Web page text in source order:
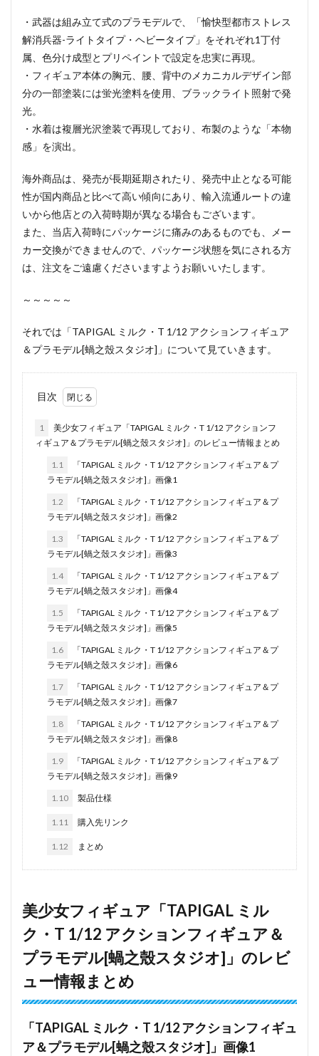
・武器は組み立て式のプラモデルで、「愉快型都市ストレス
解消兵器-ライトタイプ・ヘビータイプ」をそれぞれ1丁付
属、色分け成型とプリペイントで設定を忠実に再現。
・フィギュア本体の胸元、腰、背中のメカニカルデザイン部
分の一部塗装には蛍光塗料を使用、ブラックライト照射で発
光。
・水着は複層光沢塗装で再現しており、布製のような「本物
感」を演出。
海外商品は、発売が長期延期されたり、発売中止となる可能
性が国内商品と比べて高い傾向にあり、輸入流通ルートの違
いから他店との入荷時期が異なる場合もございます。
また、当店入荷時にパッケージに痛みのあるものでも、メー
カー交換ができませんので、パッケージ状態を気にされる方
は、注文をご遠慮くださいますようお願いいたします。
～～～～～
それでは「TAPIGAL ミルク・T 1/12 アクションフィギュア
＆プラモデル[蝸之殼スタジオ]」について見ていきます。
目次
1
美少女フィギュア「TAPIGAL ミルク・T 1/12 アクションフ
ィギュア＆プラモデル[蝸之殼スタジオ]」のレビュー情報まとめ
1.1
「TAPIGAL ミルク・T 1/12 アクションフィギュア＆プ
ラモデル[蝸之殼スタジオ]」画像1
1.2
「TAPIGAL ミルク・T 1/12 アクションフィギュア＆プ
ラモデル[蝸之殼スタジオ]」画像2
1.3
「TAPIGAL ミルク・T 1/12 アクションフィギュア＆プ
ラモデル[蝸之殼スタジオ]」画像3
1.4
「TAPIGAL ミルク・T 1/12 アクションフィギュア＆プ
ラモデル[蝸之殼スタジオ]」画像4
1.5
「TAPIGAL ミルク・T 1/12 アクションフィギュア＆プ
ラモデル[蝸之殼スタジオ]」画像5
1.6
「TAPIGAL ミルク・T 1/12 アクションフィギュア＆プ
ラモデル[蝸之殼スタジオ]」画像6
1.7
「TAPIGAL ミルク・T 1/12 アクションフィギュア＆プ
ラモデル[蝸之殼スタジオ]」画像7
1.8
「TAPIGAL ミルク・T 1/12 アクションフィギュア＆プ
ラモデル[蝸之殼スタジオ]」画像8
1.9
「TAPIGAL ミルク・T 1/12 アクションフィギュア＆プ
ラモデル[蝸之殼スタジオ]」画像9
1.10 製品仕様
1.11 購入先リンク
1.12 まとめ
美少女フィギュア「TAPIGAL ミル
ク・T 1/12 アクションフィギュア＆
プラモデル[蝸之殼スタジオ]」のレビ
ュー情報まとめ
「TAPIGAL ミルク・T 1/12 アクションフィギュ
ア＆プラモデル[蝸之殼スタジオ]」画像1